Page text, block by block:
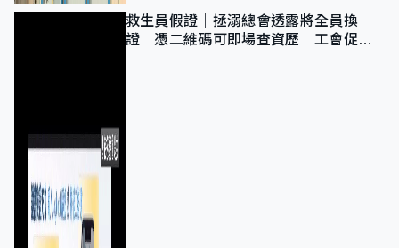
救生員假證｜拯溺總會透露將全員換
證 憑二維碼可即場查資歷 工會促加